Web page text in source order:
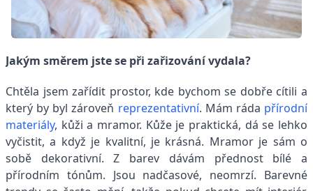
Jakým směrem jste se při zařizování vydala?
Chtěla jsem zařídit prostor, kde bychom se dobře cítili a
který by byl zároveň reprezentativní. Mám ráda přírodní
materiály, kůži a mramor. Kůže je praktická, dá se lehko
vyčistit, a když je kvalitní, je krásná. Mramor je sám o
sobě dekorativní. Z barev dávám přednost bílé a
přírodním tónům. Jsou nadčasové, neomrzí. Barevné